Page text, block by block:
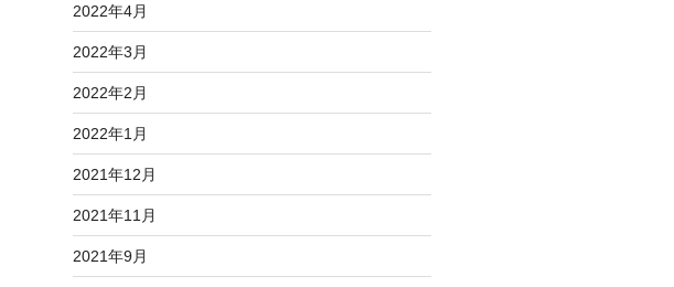
2022年4月
2022年3月
2022年2月
2022年1月
2021年12月
2021年11月
2021年9月